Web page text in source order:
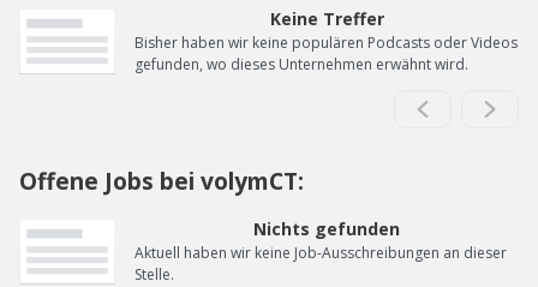
Keine Treffer
Bisher haben wir keine populären Podcasts oder Videos
gefunden, wo dieses Unternehmen erwähnt wird.
Offene Jobs bei volymCT:
Nichts gefunden
Aktuell haben wir keine Job-Ausschreibungen an dieser
Stelle.